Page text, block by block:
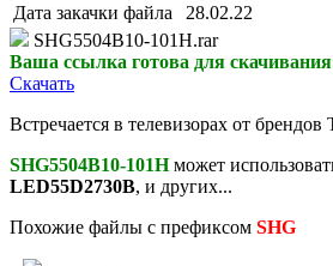
Дата закачки файла
28.02.22
SHG5504B10-101H.rar
Ваша ссылка готова для
Скачать
Встречается в телевизорах от брендов
SHG5504B10-101Hможет
LED55D2730B, и других...
Похожие файлы с префиксом SHG